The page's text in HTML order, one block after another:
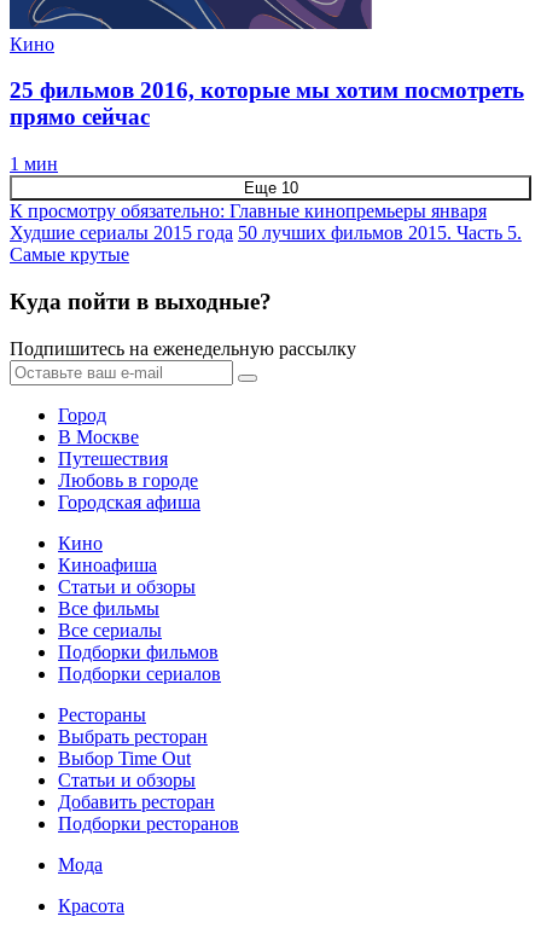
Кино
25 фильмов 2016, которые мы хотим посмотреть
прямо сейчас
1 мин
Еще 10
К просмотру обязательно: Главные кинопремьеры января
Худшие сериалы 2015 года 50 лучших фильмов 2015. Часть 5.
Самые крутые
Куда пойти в выходные?
Подпишитесь на еженедельную рассылку
Город
В Москве
Путешествия
Любовь в городе
Городская афиша
Кино
Киноафиша
Статьи и обзоры
Все фильмы
Все сериалы
Подборки фильмов
Подборки сериалов
Рестораны
Выбрать ресторан
Выбор Time Out
Статьи и обзоры
Добавить ресторан
Подборки ресторанов
Мода
Красота